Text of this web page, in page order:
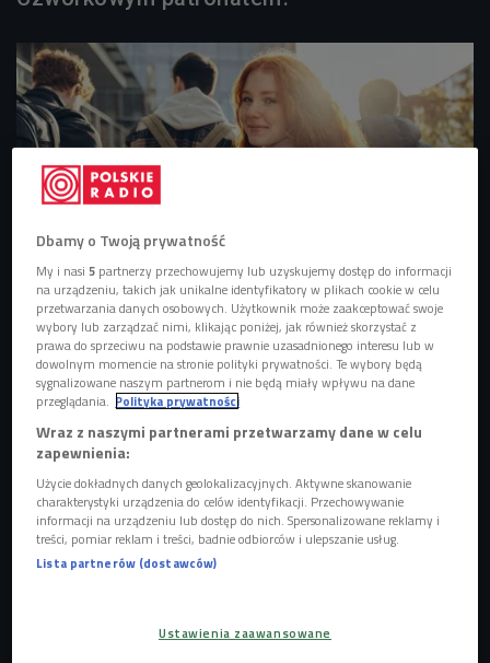
O zdrowiu psychicznym nastolatków rozmawialiśmy także w trakcie
Czwórkowej debaty "Świat zwariował, czy z nami jest coś nie tak?".
Foto:
Shutterstock/Jacob Lund
Czwórka po raz kolejny chce zwrócić uwagę na problemy
psychiczne młodych ludzi i szukać sposobów pomocy
zwariował, czy z nami jest coś nie tak?", która odbyła się w
Dbamy o Twoją prywatność
My i nasi5 partnerzy przechowujemy lub uzyskujemy dostęp do informacji
na urządzeniu, takich jak unikalne identyfikatory w plikach cookie w celu
przetwarzania danych osobowych. Użytkownik może zaakceptować swoje
wybory lub zarządzać nimi, klikając poniżej, jak również skorzystać z
prawa do sprzeciwu na podstawie prawnie uzasadnionego interesu lub w
dowolnym momencie na stronie polityki prywatności. Te wybory będą
sygnalizowane naszym partnerom i nie będą miały wpływu na dane
przeglądania. Polityka prywatności
Wraz z naszymi partnerami przetwarzamy dane w celu
zapewnienia:
Użycie dokładnych danych geolokalizacyjnych. Aktywne skanowanie
charakterystyki urządzenia do celów identyfikacji. Przechowywanie
informacji na urządzeniu lub dostęp do nich. Spersonalizowane reklamy i
treści, pomiar reklam i treści, badnie odbiorców i ulepszanie usług.
Lista partnerów (dostawców)
Ustawienia zaawansowane